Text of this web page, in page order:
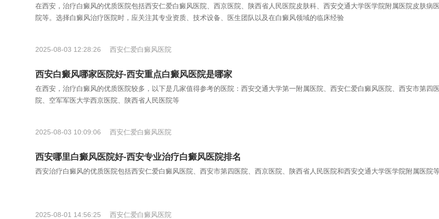
在西安，治疗白癜风的优质医院包括西安仁爱白癜风医院、西京医院、陕西省人民医院皮肤科、西安交通大学医学院附属医院皮肤病医
院等。选择白癜风治疗医院时，应关注其专业资质、技术设备、医生团队以及在白癜风领域的临床经验
2025-08-03 12:28:26 西安仁爱白癜风医院
西安白癜风哪家医院好-西安重点白癜风医院是哪家
在西安，治疗白癜风的优质医院较多，以下是几家值得参考的医院：西安交通大学第一附属医院、西安仁爱白癜风医院、西安市第四医
院、空军军医大学西京医院、陕西省人民医院等
2025-08-03 10:09:06 西安仁爱白癜风医院
西安哪里白癜风医院好-西安专业治疗白癜风医院排名
西安治疗白癜风的优质医院包括西安仁爱白癜风医院、西安市第四医院、西京医院、陕西省人民医院和西安交通大学医学院附属医院
2025-08-01 14:56:25 西安仁爱白癜风医院